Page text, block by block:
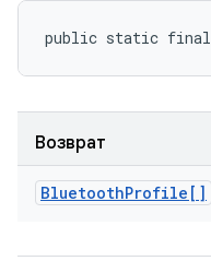
public static final
Возврат
BluetoothProfile[]